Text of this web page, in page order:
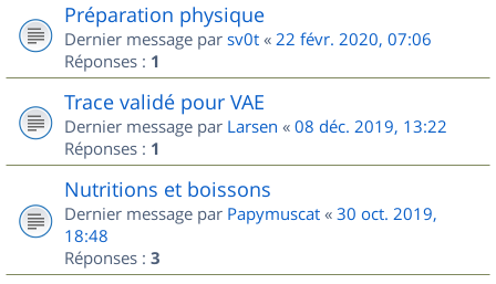
Préparation physique
Dernier message par sv0t « 22 févr. 2020, 07:06
Réponses : 1
Trace validé pour VAE
Dernier message par Larsen « 08 déc. 2019, 13:22
Réponses : 1
Nutritions et boissons
Dernier message par Papymuscat « 30 oct. 2019,
18:48
Réponses : 3